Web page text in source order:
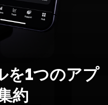
を1つのアプ
約